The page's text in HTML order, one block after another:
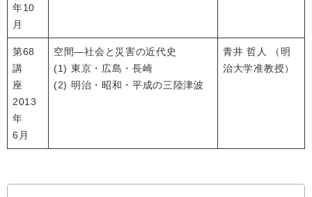
年10
月
第68
講
座
2013
年
6月
空間―社会と災害の近代史
(1) 東京・広島・長崎
(2) 明治・昭和・平成の三陸津波
青井 哲人 （明
治大学准教授）